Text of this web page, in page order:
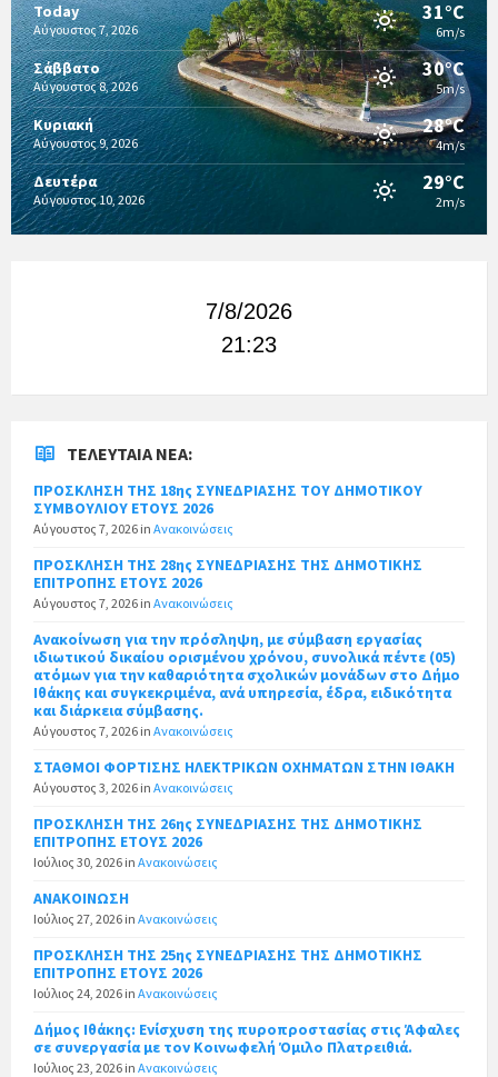
Today
Αύγουστος 7, 2026
31°C
6m/s
Σάββατο
Αύγουστος 8, 2026
30°C
5m/s
Κυριακή
Αύγουστος 9, 2026
28°C
4m/s
Δευτέρα
Αύγουστος 10, 2026
29°C
2m/s
7/8/2026
21:23
ΤΕΛΕΥΤΑΊΑ ΝΈΑ:
ΠΡΟΣΚΛΗΣΗ ΤΗΣ 18ης ΣΥΝΕΔΡΙΑΣΗΣ ΤΟΥ ΔΗΜΟΤΙΚΟΥ
ΣΥΜΒΟΥΛΙΟΥ ΕΤΟΥΣ 2026
Αύγουστος 7, 2026 in Ανακοινώσεις
ΠΡΟΣΚΛΗΣΗ ΤΗΣ 28ης ΣΥΝΕΔΡΙΑΣΗΣ ΤΗΣ ΔΗΜΟΤΙΚΗΣ
ΕΠΙΤΡΟΠΗΣ ΕΤΟΥΣ 2026
Αύγουστος 7, 2026 in Ανακοινώσεις
Ανακοίνωση για την πρόσληψη, με σύμβαση εργασίας
ιδιωτικού δικαίου ορισμένου χρόνου, συνολικά πέντε (05)
ατόμων για την καθαριότητα σχολικών μονάδων στο Δήμο
Ιθάκης και συγκεκριμένα, ανά υπηρεσία, έδρα, ειδικότητα
και διάρκεια σύμβασης.
Αύγουστος 7, 2026 in Ανακοινώσεις
ΣΤΑΘΜΟΙ ΦΟΡΤΙΣΗΣ ΗΛΕΚΤΡΙΚΩΝ ΟΧΗΜΑΤΩΝ ΣΤΗΝ ΙΘΑΚΗ
Αύγουστος 3, 2026 in Ανακοινώσεις
ΠΡΟΣΚΛΗΣΗ ΤΗΣ 26ης ΣΥΝΕΔΡΙΑΣΗΣ ΤΗΣ ΔΗΜΟΤΙΚΗΣ
ΕΠΙΤΡΟΠΗΣ ΕΤΟΥΣ 2026
Ιούλιος 30, 2026 in Ανακοινώσεις
ΑΝΑΚΟΙΝΩΣΗ
Ιούλιος 27, 2026 in Ανακοινώσεις
ΠΡΟΣΚΛΗΣΗ ΤΗΣ 25ης ΣΥΝΕΔΡΙΑΣΗΣ ΤΗΣ ΔΗΜΟΤΙΚΗΣ
ΕΠΙΤΡΟΠΗΣ ΕΤΟΥΣ 2026
Ιούλιος 24, 2026 in Ανακοινώσεις
Δήμος Ιθάκης: Ενίσχυση της πυροπροστασίας στις Άφαλες
σε συνεργασία με τον Κοινωφελή Όμιλο Πλατρειθιά.
Ιούλιος 23, 2026 in Ανακοινώσεις